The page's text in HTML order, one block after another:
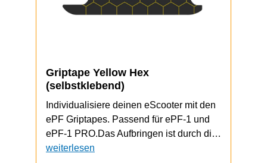
Griptape Yellow Hex
(selbstklebend)
Individualisiere deinen eScooter mit den
ePF Griptapes. Passend für ePF-1 und
ePF-1 PRO.Das Aufbringen ist durch die
selbstklebende Unterseite schnell und
weiterlesen